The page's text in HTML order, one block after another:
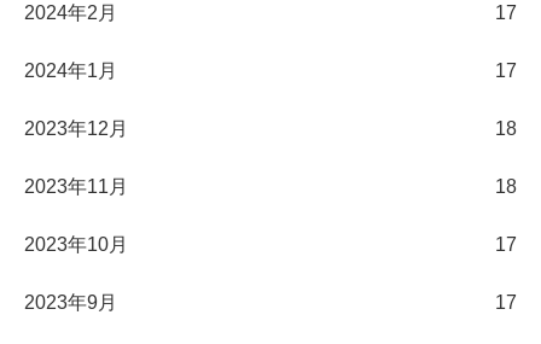
2024年2月 17
2024年1月 17
2023年12月 18
2023年11月 18
2023年10月 17
2023年9月 17